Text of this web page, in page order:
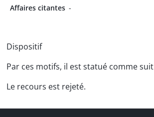
Affaires citantes -
Dispositif
Par ces motifs, il est statué comme suit
Le recours est rejeté.